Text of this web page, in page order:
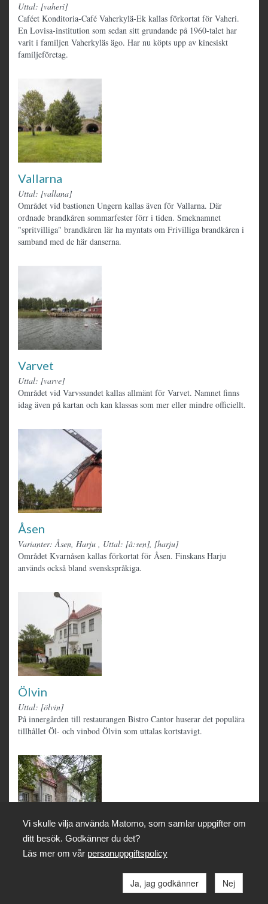
Uttal: [vaheri]
Caféet Konditoria-Café Vaherkylä-Ek kallas förkortat för Vaheri.
En Lovisa-institution som sedan sitt grundande på 1960-talet har
varit i familjen Vaherkyläs ägo. Har nu köpts upp av kinesiskt
familjeföretag.
Vallarna
Uttal: [vallana]
Området vid bastionen Ungern kallas även för Vallarna. Där
ordnade brandkåren sommarfester förr i tiden. Smeknamnet
"spritvilliga" brandkåren lär ha myntats om Frivilliga brandkåren i
samband med de här danserna.
Varvet
Uttal: [varve]
Området vid Varvssundet kallas allmänt för Varvet. Namnet finns
idag även på kartan och kan klassas som mer eller mindre officiellt.
Åsen
Varianter: Åsen, Harju , Uttal: [å:sen], [harju]
Området Kvarnåsen kallas förkortat för Åsen. Finskans Harju
används också bland svenskspråkiga.
Ölvin
Uttal: [ölvin]
På innergården till restaurangen Bistro Cantor huserar det populära
tillhållet Öl- och vinbod Ölvin som uttalas kortstavigt.
Överstens slott
Varianter: Överstens slott, Överstens, Slottet, Nordströmska slottet
Ragnar Nordström som i folkmun kallades översten lät bygga huset i
början av 1900-talet. Det har stått tomt sedan hans död 1982.
Vi skulle vilja använda Matomo, som samlar uppgifter om
ditt besök. Godkänner du det?
Läs mer om vår personuppgiftspolicy
Ja, jag godkänner Nej